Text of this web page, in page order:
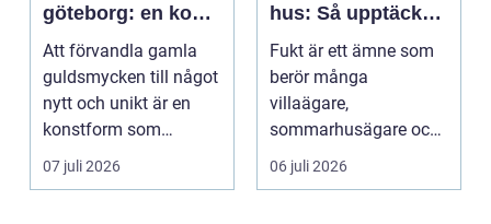
göteborg: en konst
att förnya det
gamla
Att förvandla gamla
guldsmycken till något
nytt och unikt är en
konstform som
kombinerar
traditionel...
07 juli 2026
hus: Så upptäcker
och åtgärdar du
problemet
Fukt är ett ämne som
berör många
villaägare,
sommarhusägare och
bosta...
06 juli 2026